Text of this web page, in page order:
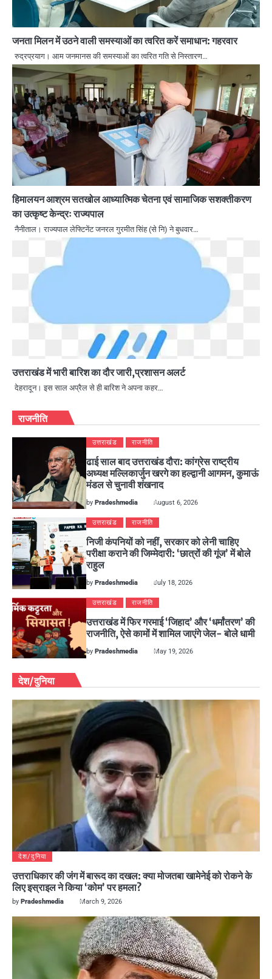
जनता मिलन में उठने वाली समस्याओं का त्वरित करें समाधान: गहरवार
रुद्रप्रयाग। आम जनमानस की समस्याओं का त्वरित गति से निस्तारण…
हिमालयन आश्रम सतखोल आध्यात्मिक चेतना एवं सामाजिक सशक्तीकरण
का उत्कृष्ट केन्द्रः राज्यपाल
नैनीताल। राज्यपाल लेफ्टिनेंट जनरल गुरमीत सिंह (से नि) ने बुधवार…
उत्तराखंड में भारी बारिश का दौर जारी,प्रशासन अलर्ट
देहरादून। इस साल अप्रैल से ही बारिश ने अपना कहर…
राजनीति
उत्तराखंड राजनीति
ढाई साल बाद उत्तराखंड दौरा: कांग्रेस राष्ट्रीय
अध्यक्ष मल्लिकार्जुन खरगे का हल्द्वानी आगमन, कुमाऊं
मंडल से चुनावी शंखनाद
byPradeshmedia August 6, 2026
उत्तराखंड राजनीति
निजी कंपनियों को नहीं, सरकार को लेनी चाहिए
परीक्षा कराने की जिम्मेदारी: ‘छात्रों की गूंज’ में बोले
राहुल
byPradeshmedia July 18, 2026
उत्तराखंड राजनीति
उत्तराखंड में फिर गरमाई ‘जिहाद’ और ‘धर्मांतरण’ की
राजनीति, ऐसे कामों में शामिल जाएंगे जेल- बोले धामी
byPradeshmedia May 19, 2026
देश/दुनिया
देश/दुनिया
उत्तराधिकार की जंग में बारूद का दखल: क्या मोजतबा खामेनेई को रोकने के
लिए इस्राइल ने किया ‘कोम’ पर हमला?
by Pradeshmedia March 9, 2026